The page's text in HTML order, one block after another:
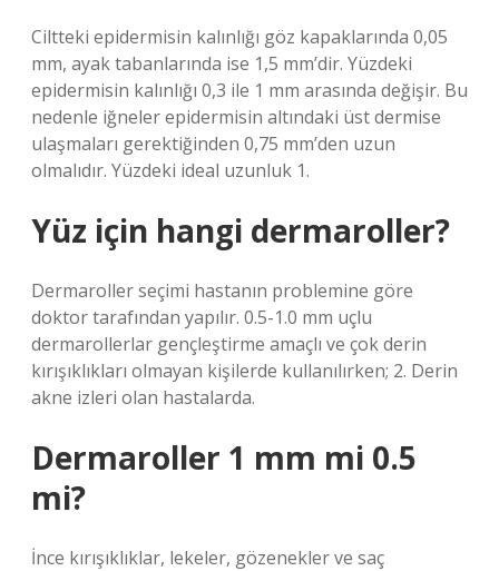
Ciltteki epidermisin kalınlığı göz kapaklarında 0,05
mm, ayak tabanlarında ise 1,5 mm’dir. Yüzdeki
epidermisin kalınlığı 0,3 ile 1 mm arasında değişir. Bu
nedenle iğneler epidermisin altındaki üst dermise
ulaşmaları gerektiğinden 0,75 mm’den uzun
olmalıdır. Yüzdeki ideal uzunluk 1.
Yüz için hangi dermaroller?
Dermaroller seçimi hastanın problemine göre
doktor tarafından yapılır. 0.5-1.0 mm uçlu
dermarollerlar gençleştirme amaçlı ve çok derin
kırışıklıkları olmayan kişilerde kullanılırken; 2. Derin
akne izleri olan hastalarda.
Dermaroller 1 mm mi 0.5
mi?
İnce kırışıklıklar, lekeler, gözenekler ve saç